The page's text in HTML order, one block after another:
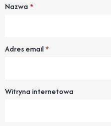
Nazwa *
Adres email*
Witryna internetowa